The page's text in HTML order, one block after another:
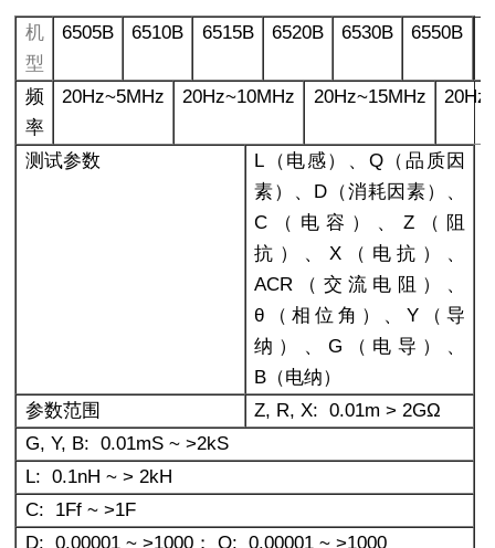
机
型
6505B 6510B 6515B 6520B 6530B 6550B
频
率
20Hz~5MHz 20Hz~10MHz 20Hz~15MHz
测试参数 L （电感）、Q（品质因
素）、D（消耗因素）、
C（电容）、Z（阻
抗）、X（电抗）、
ACR（交流电阻）、
θ（相位角）、Y（导
纳）、G（电导）、
B（电纳）
参数范围
Z, R, X: 0.01m > 2GΩ
G, Y, B: 0.01mS ~ >2kS
L: 0.1nH ~ > 2kH
C: 1Ff ~ >1F
D: 0.00001 ~ >1000； Q: 0.00001 ~ >1000